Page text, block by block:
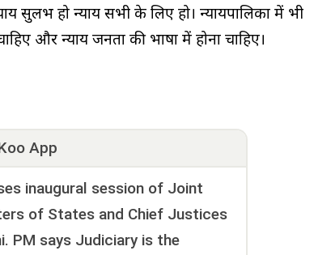
सुलभ हो न्याय सभी के लिए हो। न्यायपालिका में भी
और न्याय जनता की भाषा में होना चाहिए।
App
inaugural session of Joint
of States and Chief Justices
PM says Judiciary is the